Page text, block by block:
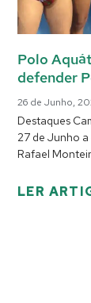
Polo
defender
26 de Junho,
Destaques
27 de Junho
Rafael
LER